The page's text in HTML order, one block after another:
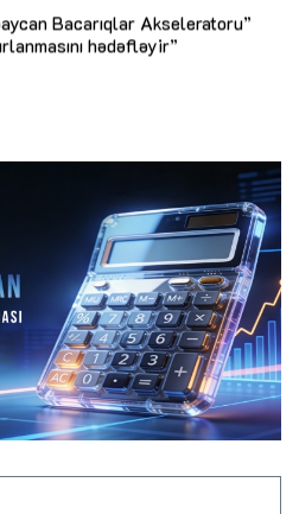
Bacarıqlar Akseleratoru”
hədəfləyir”